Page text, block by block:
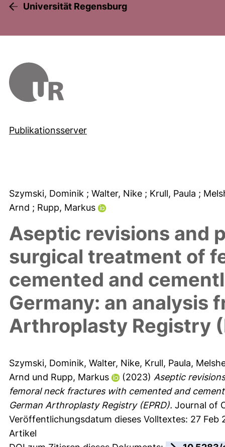
Universität Regensburg
Publikationsserver
Szymski, Dominik ; Walter, Nike ; Krull, Paula ;
Arnd ; Rupp, Markus
Aseptic revisions and
surgical treatment of
cemented and
Germany: an analysis
Arthroplasty Registry
Szymski, Dominik, Walter, Nike, Krull, Paula,
Arnd und Rupp, Markus (2023) Aseptic
femoral neck fractures with cemented and
German Arthroplasty Registry (EPRD). Journal of
Veröffentlichungsdatum dieses Volltextes: 27 Feb
Artikel